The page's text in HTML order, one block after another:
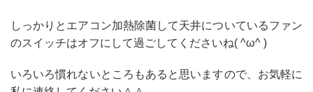
しっかりとエアコン加熱除菌して天井についているファン
のスイッチはオフにして過ごしてくださいね( ^ω^ )
いろいろ慣れないところもあると思いますので、お気軽に